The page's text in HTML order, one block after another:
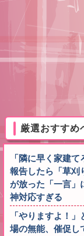
厳選おすすめ
「隣に早く家建
報告したら「草
が放った「一言
神対応すぎる
「やりますよ！
場の無能、催促